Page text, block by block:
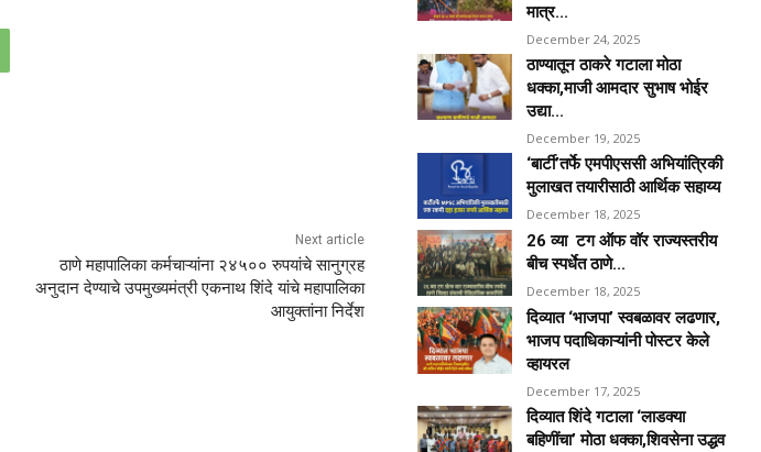
Next article
ठाणे महापालिका कर्मचाऱ्यांना २४५०० रुपयांचे सानुग्रह
अनुदान देण्याचे उपमुख्यमंत्री एकनाथ शिंदे यांचे महापालिका
आयुक्तांना निर्देश
मात्र...
December 24, 2025
ठाण्यातून ठाकरे गटाला मोठा
धक्का,माजी आमदार सुभाष भोईर
उद्या...
December 19, 2025
‘बार्टी’तर्फे एमपीएससी अभियांत्रिकी
मुलाखत तयारीसाठी आर्थिक सहाय्य
December 18, 2025
26 व्या टग ऑफ वॉर राज्यस्तरीय
बीच स्पर्धेत ठाणे...
December 18, 2025
दिव्यात ‘भाजपा’ स्वबळावर लढणार,
भाजप पदाधिकाऱ्यांनी पोस्टर केले
व्हायरल
December 17, 2025
दिव्यात शिंदे गटाला ‘लाडक्या
बहिणींचा’ मोठा धक्का,शिवसेना उद्धव